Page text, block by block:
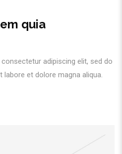
quia
adipiscing elit, sed do
et dolore magna aliqua.